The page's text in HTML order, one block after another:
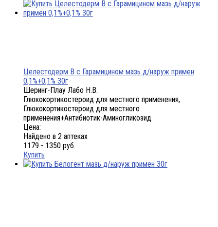
Целестодерм В с Гарамицином мазь д/наруж примен
0,1%+0,1% 30г
Шеринг-Плау Лабо Н.В.
Глюкокортикостероид для местного применения,
Глюкокортикостероид для местного
применения+Антибиотик-Аминогликозид
Цена:
Найдено в 2 аптеках
1179 - 1350 руб.
Купить